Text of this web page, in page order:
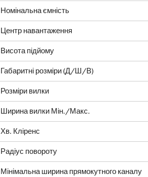
Номінальна ємність
Центр навантаження
Висота підйому
Габаритні розміри (Д/Ш/В)
Розміри вилки
Ширина вилки Мін./Макс.
Хв. Кліренс
Радіус повороту
Мінімальна ширина прямокутного каналу